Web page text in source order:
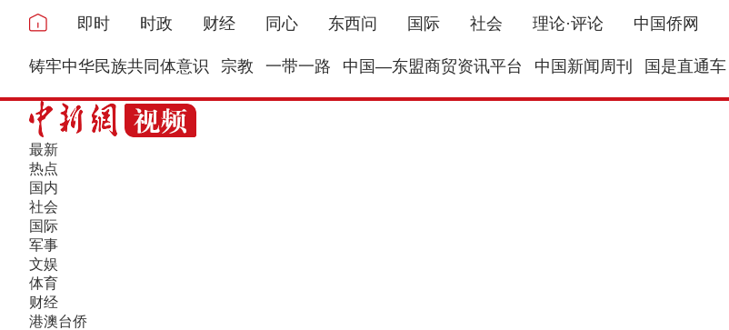
即时 时政 财经 同心 东西问 国际 社会 理论·评论 中国侨网
铸牢中华民族共同体意识 宗教 一带一路 中国—东盟商贸资讯平台 中国新闻周刊 国是直通车
最新
热点
国内
社会
国际
军事
文娱
体育
财经
港澳台侨